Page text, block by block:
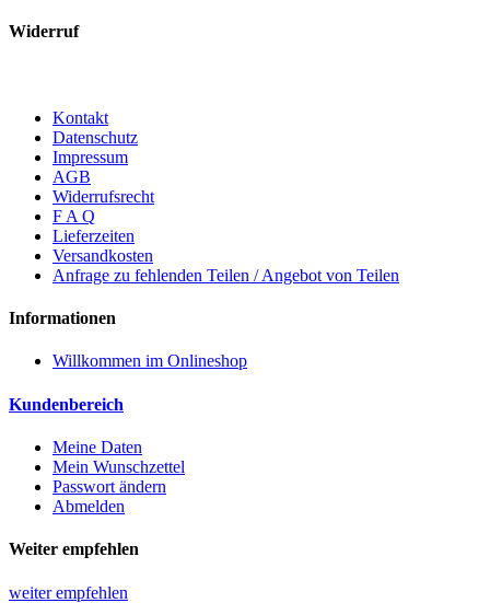
Widerruf
Kontakt
Datenschutz
Impressum
AGB
Widerrufsrecht
F A Q
Lieferzeiten
Versandkosten
Anfrage zu fehlenden Teilen / Angebot von Teilen
Informationen
Willkommen im Onlineshop
Kundenbereich
Meine Daten
Mein Wunschzettel
Passwort ändern
Abmelden
Weiter empfehlen
weiter empfehlen